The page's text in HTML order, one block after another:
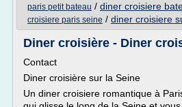
paris petit bateau / diner croisiere
croisiere paris seine / diner croisiere
Diner croisière - Diner
Contact
Diner croisière sur la Seine
Un diner croisiere romantique à